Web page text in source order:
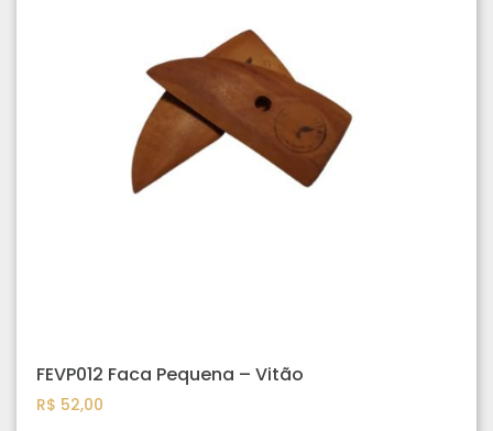
FEVP012 Faca Pequena – Vitão
R$ 52,00